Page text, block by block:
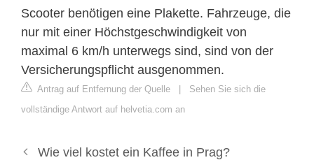
Scooter benötigen eine Plakette. Fahrzeuge, die
nur mit einer Höchstgeschwindigkeit von
maximal 6 km/h unterwegs sind, sind von der
Versicherungspflicht ausgenommen.
Antrag auf Entfernung der Quelle | Sehen Sie sich die
vollständige Antwort auf helvetia.com an
Wie viel kostet ein Kaffee in Prag?